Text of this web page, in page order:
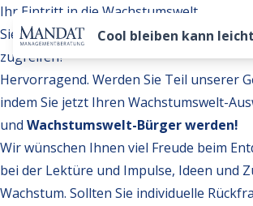
Cool bleiben kann
Ihr Eintritt in die Wachstumswelt
Sie möchten auf weitere Inhalte der
zugreifen?
Hervorragend. Werden Sie Teil unserer
indem Sie jetzt Ihren Wachstumswelt-
und Wachstumswelt-Bürger werden!
Wir wünschen Ihnen viel Freude beim
bei der Lektüre und Impulse, Ideen und
Wachstum. Sollten Sie individuelle